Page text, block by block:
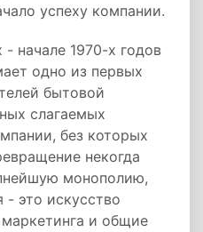
успеху компании.
- начале 1970-х годов
одно из первых
бытовой
слагаемых
без которых
некогда
монополию,
- это искусство
маркетинга и общие